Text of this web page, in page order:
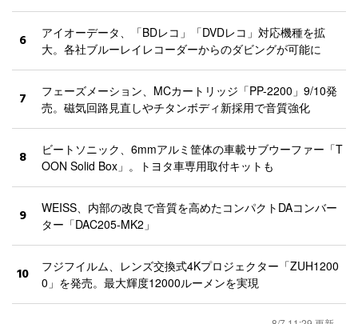
6
アイオーデータ、「BDレコ」「DVDレコ」対応機種を拡
大。各社ブルーレイレコーダーからのダビングが可能に
7
フェーズメーション、MCカートリッジ「PP-2200」9/10発
売。磁気回路見直しやチタンボディ新採用で音質強化
8
ビートソニック、6mmアルミ筐体の車載サブウーファー「T
OON Solid Box」。トヨタ車専用取付キットも
9
WEISS、内部の改良で音質を高めたコンパクトDAコンバー
ター「DAC205-MK2」
10
フジフイルム、レンズ交換式4Kプロジェクター「ZUH1200
0」を発売。最大輝度12000ルーメンを実現